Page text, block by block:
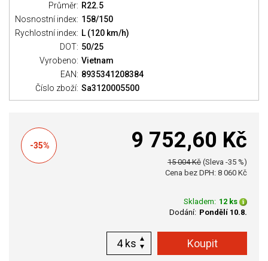
Průměr: R22.5
Nosnostní index: 158/150
Rychlostní index: L (120 km/h)
DOT: 50/25
Vyrobeno: Vietnam
EAN: 8935341208384
Číslo zboží: Sa3120005500
-35% 9 752,60 Kč
15 004 Kč (Sleva -35 %)
Cena bez DPH: 8 060 Kč
Skladem: 12 ks
Dodání: Pondělí 10.8.
ks